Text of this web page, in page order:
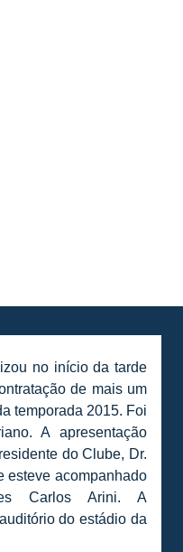
no início da tarde
de mais um
temporada 2015. Foi
A apresentação
do Clube, Dr.
esteve acompanhado
Carlos Arini. A
do estádio da